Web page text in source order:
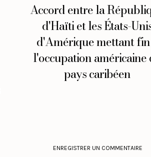
Accord entre la
d'Haïti et les États-
d'Amérique mettant
l'occupation américaine
pays caribéen
ENREGISTRER UN COMMENTAIRE